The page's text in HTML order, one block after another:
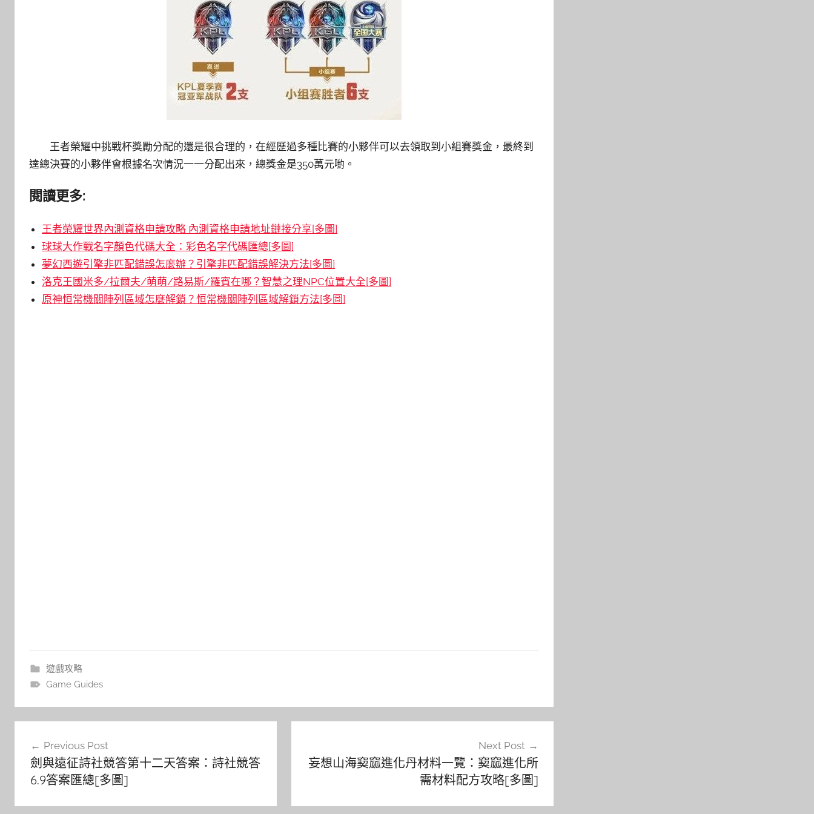
王者榮耀中挑戰杯獎勵分配的還是很合理的，在經歷過多種比賽的小夥伴可以去領取到小組賽獎金，最終到
達總決賽的小夥伴會根據名次情況一一分配出來，總獎金是350萬元喲。
閱讀更多:
王者榮耀世界內測資格申請攻略 內測資格申請地址鏈接分享[多圖]
球球大作戰名字顏色代碼大全：彩色名字代碼匯總[多圖]
夢幻西遊引擎非匹配錯誤怎麼辦？引擎非匹配錯誤解決方法[多圖]
洛克王國米多/拉爾夫/萌萌/路易斯/羅賓在哪？智慧之理NPC位置大全[多圖]
原神恒常機關陣列區域怎麼解鎖？恒常機關陣列區域解鎖方法[多圖]
遊戲攻略
Game Guides
Previous Post
劍與遠征詩社競答第十二天答案：詩社競答
6.9答案匯總[多圖]
Next Post
妄想山海窫窳進化丹材料一覽：窫窳進化所
需材料配方攻略[多圖]